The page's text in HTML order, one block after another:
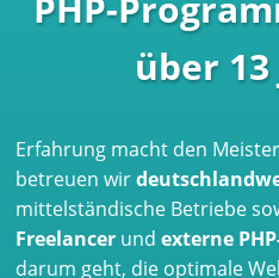
über
Erfahrung macht den
betreuen wir
mittelständische Betriebe
Freelancer undexterne
darum geht, die optimale